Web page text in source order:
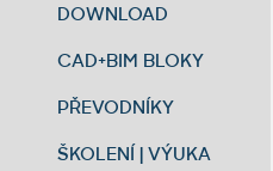
DOWNLOAD
CAD+BIM BLOKY
PŘEVODNÍKY
ŠKOLENÍ | VÝUKA